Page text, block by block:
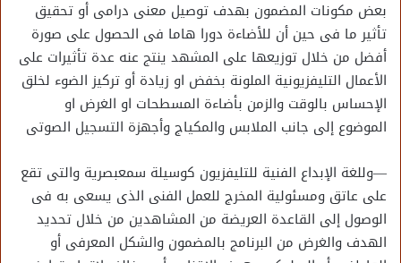
بعض مكونات المضمون بهدف توصيل معنى درامى أو تحقيق
تأثير ما فى حين أن للأضاءة دورا هاما فى الحصول على صورة
أفضل من خلال توزيعها على المشهد ينتج عنه عدة تأثيرات على
الأعمال التليفزيونية الملونة بخفض او زيادة أو تركيز الضوء لخلق
الإحساس بالوقت والزمن بأضاءة المسطحات او الغرض او
الموضوع إلى جانب الملابس والمكياج وأجهزة التسجيل الصوتى
—وللغة الإبداع الفنية للتليفزيون كوسيلة سمعبصرية والتى تقع
على عاتق ومسئولية المخرج للعمل الفنى الذى يسعى به فى
الوصول إلى القاعدة العريضة من المشاهدين من خلال تحديد
الهدف والغرض من البرنامج بالمضمون والشكل المعرفى أو